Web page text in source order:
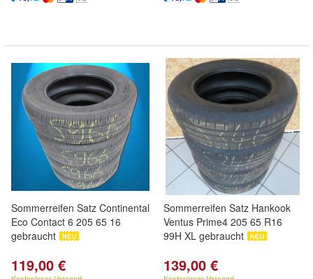
Sommerreifen Satz Continental
Eco Contact 6 205 65 16
gebraucht
119,00 €
Sommerreifen Satz Hankook
Ventus Prime4 205 65 R16
99H XL gebraucht
139,00 €